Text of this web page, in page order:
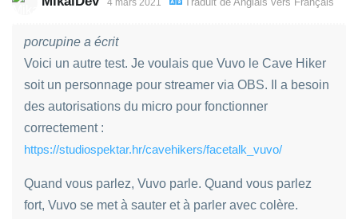
4 mars 2021
porcupine a écrit
Voici un autre test. Je voulais que Vuvo le Cave Hiker
soit un personnage pour streamer via OBS. Il a besoin
des autorisations du micro pour fonctionner
correctement :
https://studiospektar.hr/cavehikers/facetalk_vuvo/
Quand vous parlez, Vuvo parle. Quand vous parlez
fort, Vuvo se met à sauter et à parler avec colère.